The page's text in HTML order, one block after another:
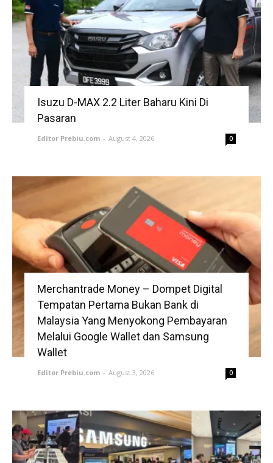
Isuzu D-MAX 2.2 Liter Baharu Kini Di
Pasaran
Editor Prebiu.com - August 4, 2026 0
Merchantrade Money – Dompet Digital
Tempatan Pertama Bukan Bank di
Malaysia Yang Menyokong Pembayaran
Melalui Google Wallet dan Samsung
Wallet
Editor Prebiu.com - August 3, 2026 0